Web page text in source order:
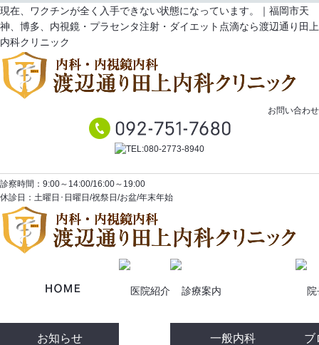
現在、ワクチンが全く入手できない状態になっています。｜福岡市天
神、博多、内視鏡・プラセンタ注射・ダイエット点滴なら渡辺通り田上
内科クリニック
お問い合わせ
診察時間：9:00～14:00/16:00～19:00
休診日：土曜日･日曜日/祝祭日/お盆/年末年始
お知らせ 一般内科 ブ